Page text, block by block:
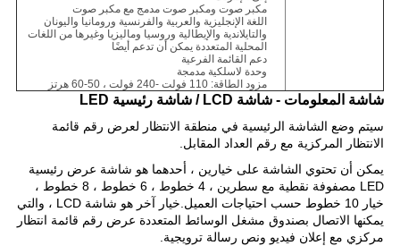
مكبر صوت ومكبر صوت مدمج مع مكبر صوت
اللغة الإنجليزية والعربية والفرنسية ورومانيا واليونان
والتايلاندية والإيطالية وروسيا وماليزيا وغيرها من اللغات
المحلية المتعددة يمكن أن تدعم أيضًا
دعم القائمة الفرعية
وحدة لاسلكية مدمجة
مزود الطاقة: 110 فولت -240 فولت ، 50-60 هرتز
شاشة المعلومات - شاشة LCD / شاشة رئيسية LED
سيتم وضع الشاشة الرئيسية في منطقة الانتظار لعرض رقم قائمة
الانتظار المركزية مع رقم العداد المقابل.
يمكن أن تحتوي الشاشة على خيارين ، أحدهما هو شاشة عرض رئيسية
LED مصفوفة نقطية مع سطرين ، 4 خطوط ، 6 خطوط ، 8 خطوط ،
خيار 10 خطوط حسب احتياجات العميل.خيار آخر هو شاشة LCD ، والتي
يمكنها الاتصال بصندوق مشغل الوسائط المتعددة عرض رقم قائمة انتظار
مركزي مع إعلان فيديو ونص رسالة ترويجية.